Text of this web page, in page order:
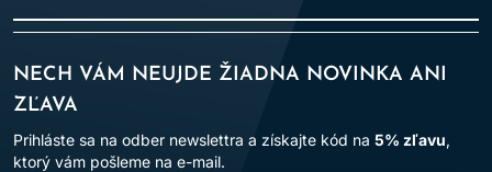
NECH VÁM NEUJDE ŽIADNA NOVINKA ANI
ZĽAVA
Prihláste sa na odber newslettra a získajte kód na 5% zľavu,
ktorý vám pošleme na e-mail.